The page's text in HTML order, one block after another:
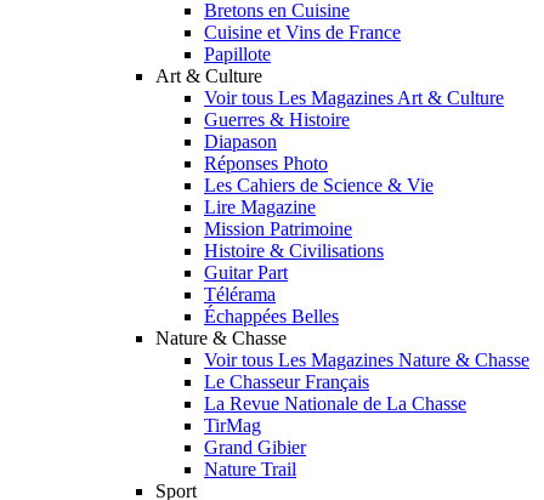
Bretons en Cuisine
Cuisine et Vins de France
Papillote
Art & Culture
Voir tous Les Magazines Art & Culture
Guerres & Histoire
Diapason
Réponses Photo
Les Cahiers de Science & Vie
Lire Magazine
Mission Patrimoine
Histoire & Civilisations
Guitar Part
Télérama
Échappées Belles
Nature & Chasse
Voir tous Les Magazines Nature & Chasse
Le Chasseur Français
La Revue Nationale de La Chasse
TirMag
Grand Gibier
Nature Trail
Sport